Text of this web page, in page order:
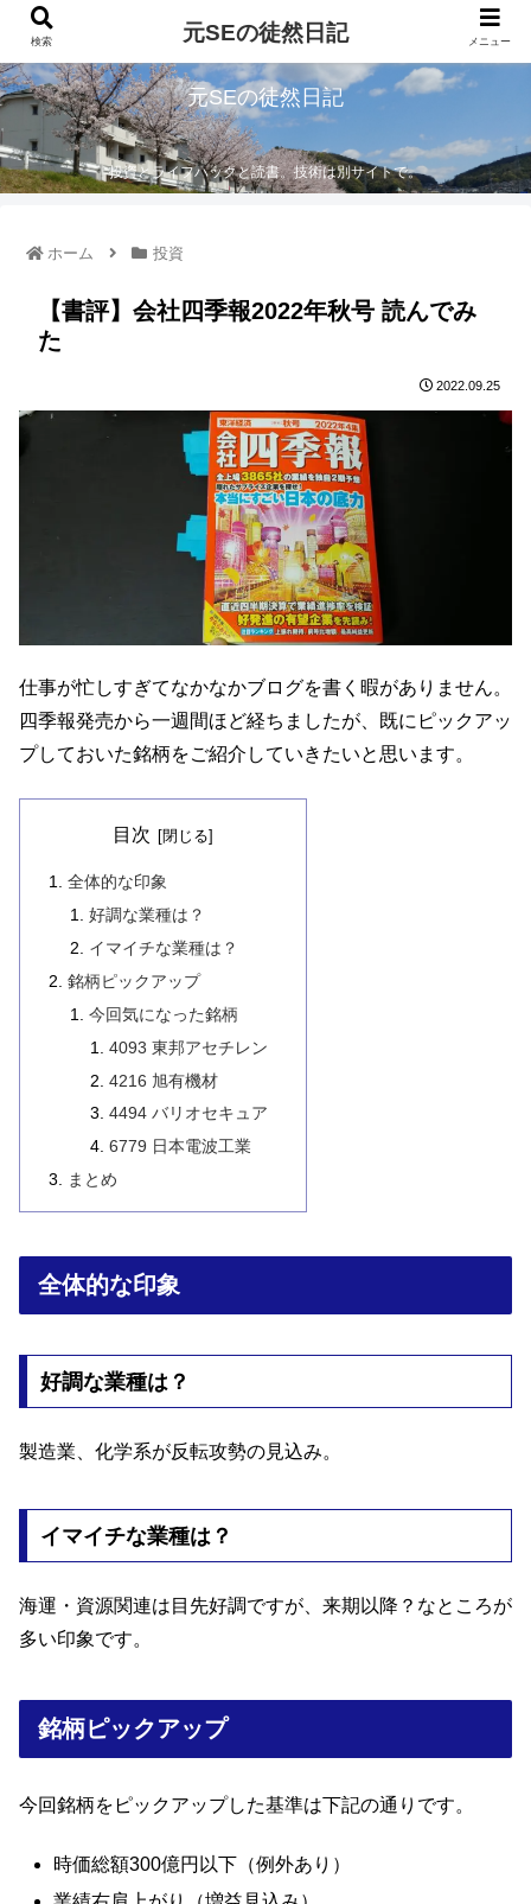
元SEの徒然日記
投資とライフハックと読書。技術は別サイトで。
ホーム 投資
【書評】会社四季報2022年秋号 読んでみ
た
2022.09.25
仕事が忙しすぎてなかなかブログを書く暇がありません。
四季報発売から一週間ほど経ちましたが、既にピックアッ
プしておいた銘柄をご紹介していきたいと思います。
目次
全体的な印象
好調な業種は？
イマイチな業種は？
銘柄ピックアップ
今回気になった銘柄
4093 東邦アセチレン
4216 旭有機材
4494 バリオセキュア
6779 日本電波工業
まとめ
全体的な印象
好調な業種は？
製造業、化学系が反転攻勢の見込み。
イマイチな業種は？
海運・資源関連は目先好調ですが、来期以降？なところが
多い印象です。
銘柄ピックアップ
今回銘柄をピックアップした基準は下記の通りです。
時価総額300億円以下（例外あり）
検索 元SEの徒然日記 メニュー